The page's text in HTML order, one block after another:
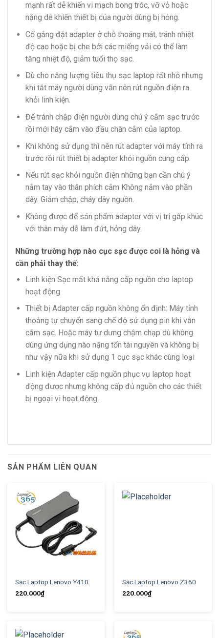
mạnh rất dễ khiến vi mạch bong tróc, vỡ vỏ hoặc
nặng dễ khiến thiết bị của người dùng bị hỏng.
Cố gắng đặt adapter ở chỗ thoáng mát, tránh nhiệt
độ cao hoặc bị che bởi các miếng vải có thể làm
tăng nhiệt độ, giảm tuổi thọ sạc.
Dù cho năng lượng tiêu thụ sạc laptop rất nhỏ nhưng
khi tắt máy người dùng vẫn nên rút nguồn điện ra
khỏi linh kiện.
Để tránh chập điện người dùng chú ý cắm sạc trước
rồi mới hãy cắm vào đầu chân cắm của laptop.
Khi không sử dụng thì nên rút adapter với máy tính ra
trước rồi rút thiết bị adapter khỏi nguồn cung cấp.
Nếu rút sạc khỏi nguồn điện những bạn cần chú ý
nắm tay vào thân phích cắm Không nắm vào phần
dây. Giảm chập, cháy dây nguồn.
Không được để sản phẩm adapter với vị trí gấp khúc
với thân máy dễ làm đứt, hỏng dây.
Những trường hợp nào cục sạc được coi là hỏng và
cần phải thay thế:
Linh kiện Sạc mất khả năng cấp nguồn cho laptop
hoạt động
Thiết bị Adapter cấp nguồn không ổn định: Máy tỉnh
thoảng tự chuyển sang chế độ sử dụng pin khi vẫn
cắm sạc. Hoặc máy tự dưng chậm chạp dù không
dùng ứng dụng nào nặng tốn tài nguyên và không bị
như vậy nữa khi sử dụng 1 cục sạc khác cùng loại
Linh kiện Adapter cấp nguồn phục vụ laptop hoạt
động được nhưng không cấp đủ nguồn cho các thiết
bị ngoại vi hoạt động.
SẢN PHẨM LIÊN QUAN
Sạc Laptop Lenovo Y410
220.000₫
Sạc Laptop Lenovo Z360
220.000₫